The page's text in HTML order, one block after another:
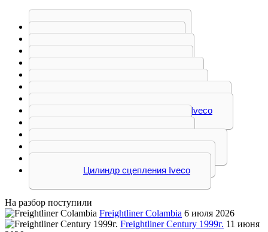
Коробка передач (МКПП) Iveco
Цилиндр сцепления Iveco
На разбор поступили
Freightliner Colambia 6 июля 2026
Freightliner Century 1999г. 11 июня